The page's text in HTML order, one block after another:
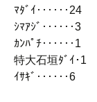
ﾏﾀﾞｲ‥‥‥24
ｼﾏｱｼﾞ‥‥‥3
ｶﾝﾊﾟﾁ‥‥‥1
特大石垣ﾀﾞｲ･1
ｲｻｷﾞ‥‥‥6